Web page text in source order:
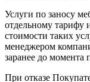
Услуги по заносу
отдельному тарифу
стоимости таких
менеджером
заранее до момента
При отказе